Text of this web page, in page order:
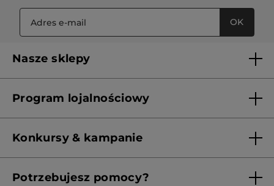
OK
Nasze sklepy
Franczyza
Program lojalnościowy
Konkursy & kampanie
Potrzebujesz pomocy?